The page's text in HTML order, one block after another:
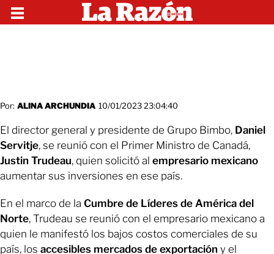
Por: ALINA ARCHUNDIA 10/01/2023 23:04:40
El director general y presidente de Grupo Bimbo, Daniel
Servitje, se reunió con el Primer Ministro de Canadá,
Justin Trudeau, quien solicitó al empresario mexicano
aumentar sus inversiones en ese país.
En el marco de la Cumbre de Líderes de América del
Norte, Trudeau se reunió con el empresario mexicano a
quien le manifestó los bajos costos comerciales de su
país, los accesibles mercados de exportación y el